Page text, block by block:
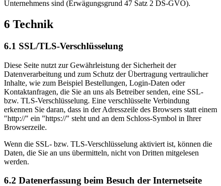
Unternehmens sind (Erwägungsgrund 47 Satz 2 DS-GVO).
6 Technik
6.1 SSL/TLS-Verschlüsselung
Diese Seite nutzt zur Gewährleistung der Sicherheit der
Datenverarbeitung und zum Schutz der Übertragung vertraulicher
Inhalte, wie zum Beispiel Bestellungen, Login-Daten oder
Kontaktanfragen, die Sie an uns als Betreiber senden, eine SSL-
bzw. TLS-Verschlüsselung. Eine verschlüsselte Verbindung
erkennen Sie daran, dass in der Adresszeile des Browsers statt einem
"http://" ein "https://" steht und an dem Schloss-Symbol in Ihrer
Browserzeile.
Wenn die SSL- bzw. TLS-Verschlüsselung aktiviert ist, können die
Daten, die Sie an uns übermitteln, nicht von Dritten mitgelesen
werden.
6.2 Datenerfassung beim Besuch der Internetseite